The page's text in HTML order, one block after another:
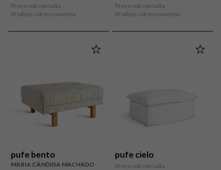
Preço sob consulta
Produto sob encomenda
Preço sob consulta
Produto sob encomenda
pufe bento
MARIA CÂNDIDA MACHADO
pufe cielo
Preço sob consulta